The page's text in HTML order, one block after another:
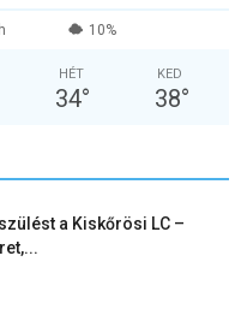
10%
HÉT
34°
KED
38°
a Kiskőrösi LC –